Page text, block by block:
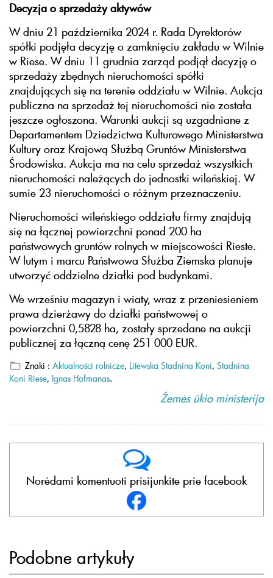
Decyzja o sprzedaży aktywów
W dniu 21 października 2024 r. Rada Dyrektorów
spółki podjęła decyzję o zamknięciu zakładu w Wilnie
w Riese. W dniu 11 grudnia zarząd podjął decyzję o
sprzedaży zbędnych nieruchomości spółki
znajdujących się na terenie oddziału w Wilnie. Aukcja
publiczna na sprzedaż tej nieruchomości nie została
jeszcze ogłoszona. Warunki aukcji są uzgadniane z
Departamentem Dziedzictwa Kulturowego Ministerstwa
Kultury oraz Krajową Służbą Gruntów Ministerstwa
Środowiska. Aukcja ma na celu sprzedaż wszystkich
nieruchomości należących do jednostki wileńskiej. W
sumie 23 nieruchomości o różnym przeznaczeniu.
Nieruchomości wileńskiego oddziału firmy znajdują
się na łącznej powierzchni ponad 200 ha
państwowych gruntów rolnych w miejscowości Rieste.
W lutym i marcu Państwowa Służba Ziemska planuje
utworzyć oddzielne działki pod budynkami.
We wrześniu magazyn i wiaty, wraz z przeniesieniem
prawa dzierżawy do działki państwowej o
powierzchni 0,5828 ha, zostały sprzedane na aukcji
publicznej za łączną cenę 251 000 EUR.
Znaki : Aktualności rolnicze, Litewska Stadnina Koni, Stadnina
Koni Riese, Ignas Hofmanas.
Žemės ūkio ministerija
Norėdami komentuoti prisijunkite prie facebook
Podobne artykuły